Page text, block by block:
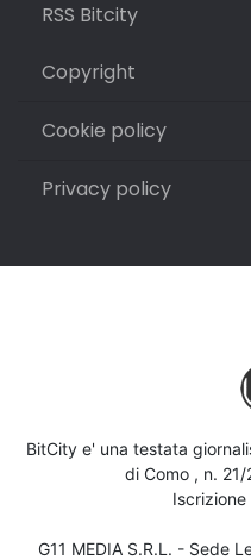
RSS Bitcity
Copyright
Cookie policy
Privacy policy
BitCity e' una testata
di Como , n.
Iscrizione
G11 MEDIA S.R.L. - Sede